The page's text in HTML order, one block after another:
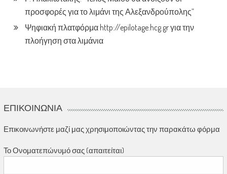
προσφορές για το λιμάνι της Αλεξανδρούπολης”
Ψηφιακή πλατφόρμα http://epilotage.hcg.gr για την
πλοήγηση στα λιμάνια
ΕΠΙΚΟΙΝΩΝΊΑ
Επικοινωνήστε μαζί μας χρησιμοποιώντας την παρακάτω φόρμα
Το Ονοματεπώνυμό σας (απαιτείται)